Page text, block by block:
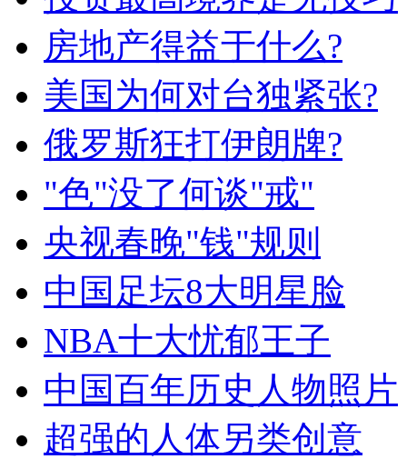
房地产得益于什么?
美国为何对台独紧张?
俄罗斯狂打伊朗牌?
"色"没了何谈"戒"
央视春晚"钱"规则
中国足坛8大明星脸
NBA十大忧郁王子
中国百年历史人物照片
超强的人体另类创意